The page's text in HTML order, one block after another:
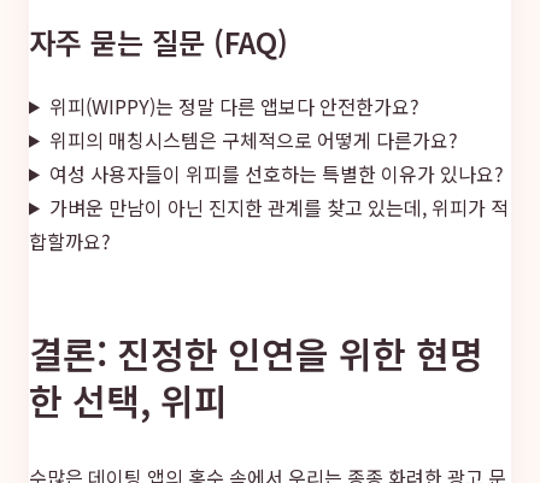
자주 묻는 질문 (FAQ)
위피(WIPPY)는 정말 다른 앱보다 안전한가요?
위피의 매칭시스템은 구체적으로 어떻게 다른가요?
여성 사용자들이 위피를 선호하는 특별한 이유가 있나요?
가벼운 만남이 아닌 진지한 관계를 찾고 있는데, 위피가 적
합할까요?
결론: 진정한 인연을 위한 현명
한 선택, 위피
수많은 데이팅 앱의 홍수 속에서 우리는 종종 화려한 광고 문